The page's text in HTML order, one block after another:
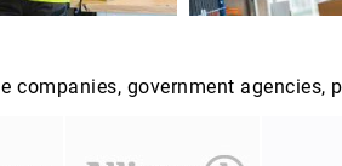
companies, government